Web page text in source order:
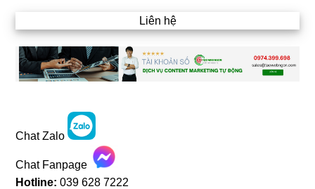
Liên hệ
Chat Zalo
Chat Fanpage
Hotline: 039 628 7222